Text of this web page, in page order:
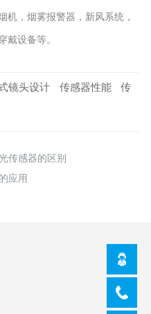
机，烟雾报警器，新风系统，
戴设备等。
镜头设计 传感器性能 传
传感器的区别
应用